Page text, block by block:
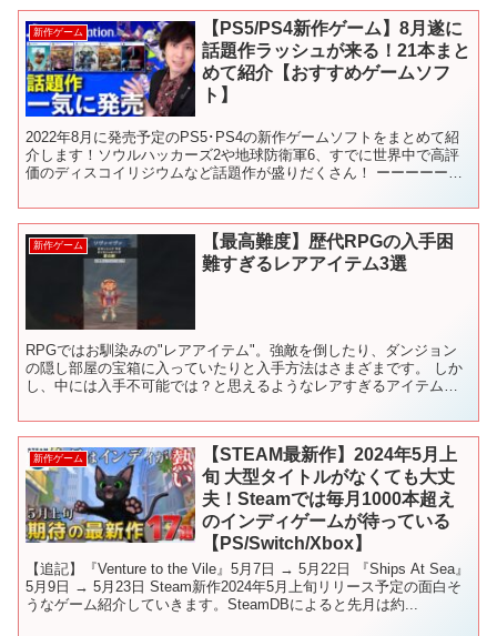
新作ゲーム
【PS5/PS4新作ゲーム】8月遂に
話題作ラッシュが来る！21本まと
めて紹介【おすすめゲームソフ
ト】
2022年8月に発売予定のPS5･PS4の新作ゲームソフトをまとめて紹
介します！ソウルハッカーズ2や地球防衛軍6、すでに世界中で高評
価のディスコイリジウムなど話題作が盛りだくさん！ ーーーーーー
新作ゲーム
【最高難度】歴代RPGの入手困
難すぎるレアアイテム3選
RPGではお馴染みの"レアアイテム"。強敵を倒したり、ダンジョン
の隠し部屋の宝箱に入っていたりと入手方法はさまざまです。 しか
し、中には入手不可能では？と思えるようなレアすぎるアイテム
新作ゲーム
【STEAM最新作】2024年5月上
旬 大型タイトルがなくても大丈
夫！Steamでは毎月1000本超え
のインディゲームが待っている
【PS/Switch/Xbox】
【追記】『Venture to the Vile』5月7日 → 5月22日 『Ships At Sea』
5月9日 → 5月23日 Steam新作2024年5月上旬リリース予定の面白そ
うなゲーム紹介していきます。SteamDBによると先月は約...